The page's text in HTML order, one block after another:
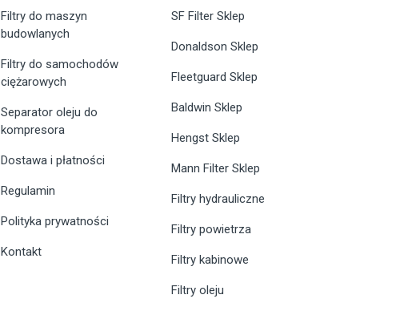
Filtry do maszyn
budowlanych
Filtry do samochodów
ciężarowych
Separator oleju do
kompresora
Dostawa i płatności
Regulamin
Polityka prywatności
Kontakt
SF Filter Sklep
Donaldson Sklep
Fleetguard Sklep
Baldwin Sklep
Hengst Sklep
Mann Filter Sklep
Filtry hydrauliczne
Filtry powietrza
Filtry kabinowe
Filtry oleju